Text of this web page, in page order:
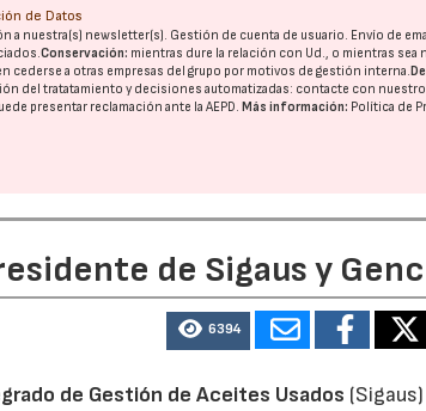
de Datos
a nuestra(s) newsletter(s). Gestión de cuenta de usuario. Envío de
Conservación: mientras dure la relación con Ud., o mientras sea
cederse a otras empresas del grupo por motivos de gestión interna.
del tratatamiento y decisiones automatizadas: contacte con nuestro
presentar reclamación ante laAEPD.Más información: Política de
de Sigaus y
6394
de Gestión de Aceites Usados